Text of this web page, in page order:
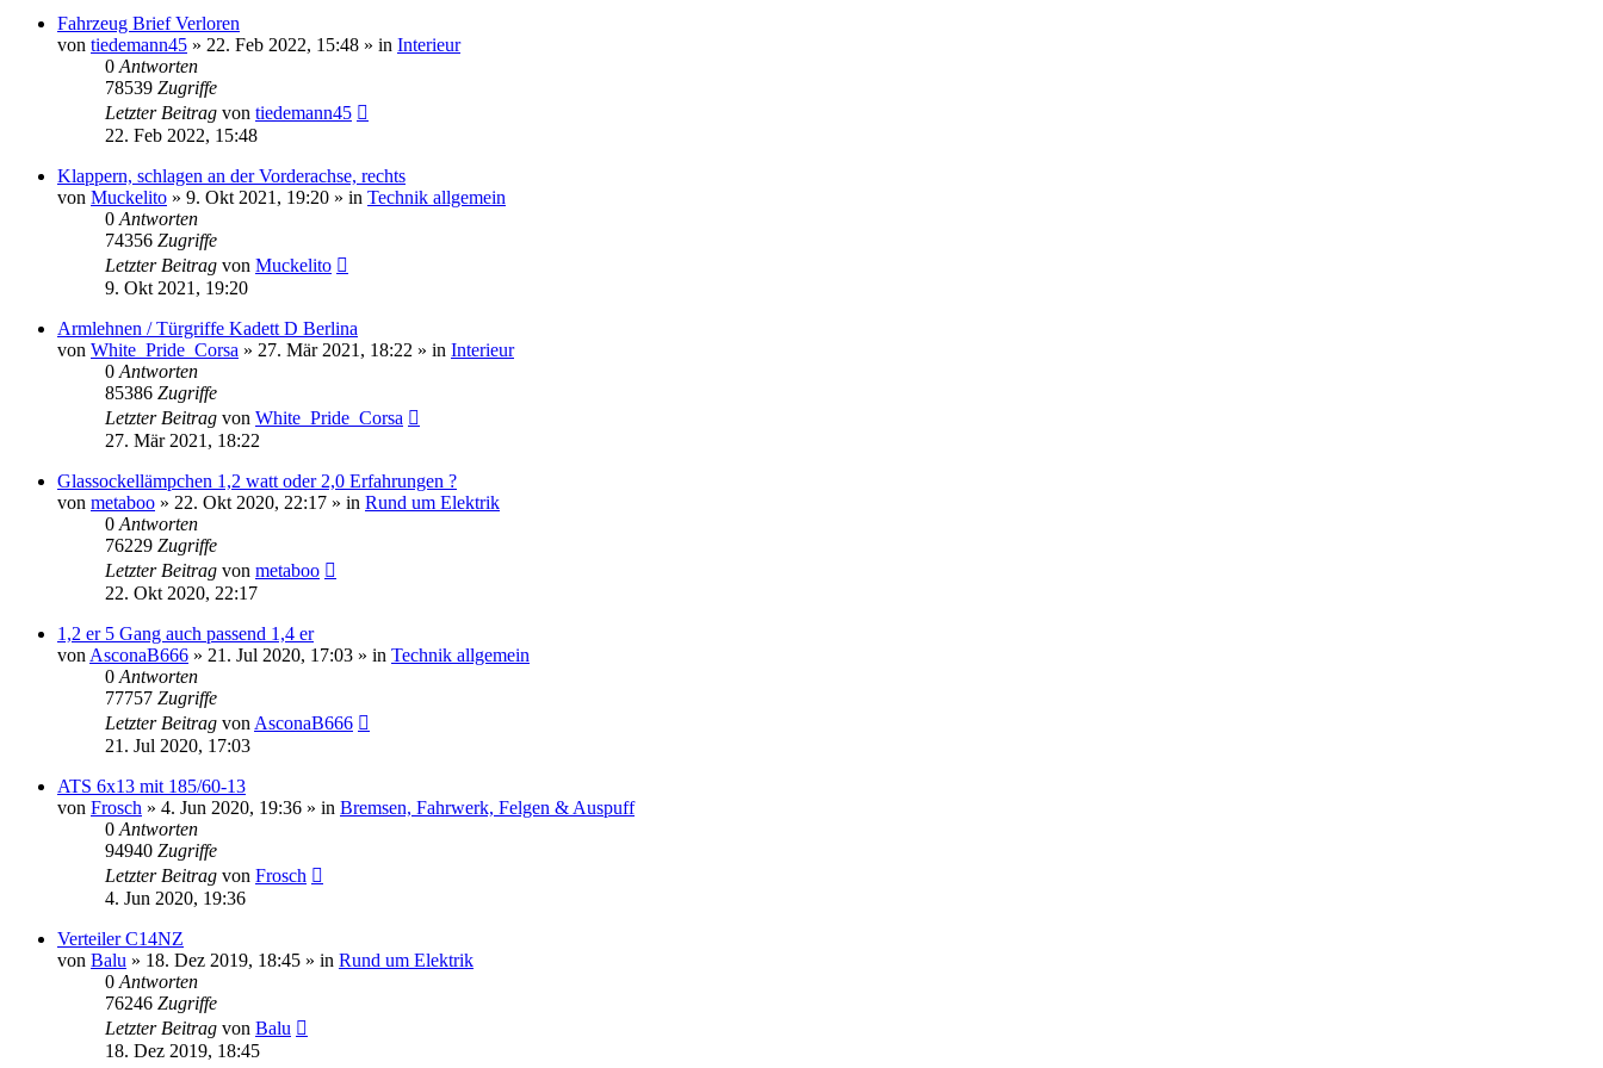
Fahrzeug Brief Verloren
von tiedemann45 » 22. Feb 2022, 15:48 » in Interieur
0 Antworten
78539 Zugriffe
Letzter Beitrag von tiedemann45
22. Feb 2022, 15:48
Klappern, schlagen an der Vorderachse, rechts
von Muckelito » 9. Okt 2021, 19:20 » in Technik allgemein
0 Antworten
74356 Zugriffe
Letzter Beitrag von Muckelito
9. Okt 2021, 19:20
Armlehnen / Türgriffe Kadett D Berlina
von White_Pride_Corsa » 27. Mär 2021, 18:22 » in Interieur
0 Antworten
85386 Zugriffe
Letzter Beitrag von White_Pride_Corsa
27. Mär 2021, 18:22
Glassockellämpchen 1,2 watt oder 2,0 Erfahrungen ?
von metaboo » 22. Okt 2020, 22:17 » in Rund um Elektrik
0 Antworten
76229 Zugriffe
Letzter Beitrag von metaboo
22. Okt 2020, 22:17
1,2 er 5 Gang auch passend 1,4 er
von AsconaB666 » 21. Jul 2020, 17:03 » in Technik allgemein
0 Antworten
77757 Zugriffe
Letzter Beitrag von AsconaB666
21. Jul 2020, 17:03
ATS 6x13 mit 185/60-13
von Frosch » 4. Jun 2020, 19:36 » in Bremsen, Fahrwerk, Felgen & Auspuff
0 Antworten
94940 Zugriffe
Letzter Beitrag von Frosch
4. Jun 2020, 19:36
Verteiler C14NZ
von Balu » 18. Dez 2019, 18:45 » in Rund um Elektrik
0 Antworten
76246 Zugriffe
Letzter Beitrag von Balu
18. Dez 2019, 18:45